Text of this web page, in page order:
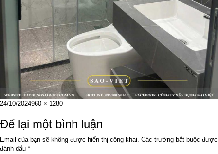
Đăng
ngày
24/10/2024Kích
đầy
đủ
960 × 1280
Để lại một bình luận
Email của bạn sẽ không được hiển thị công khai. Các trường bắt buộc được
đánh dấu *